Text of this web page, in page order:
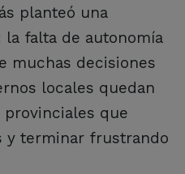
planteó una
falta de autonomía
muchas decisiones
locales quedan
provinciales que
y terminar frustrando